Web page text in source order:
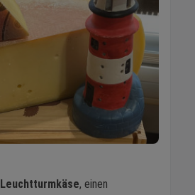
Leuchtturmkäse, einen